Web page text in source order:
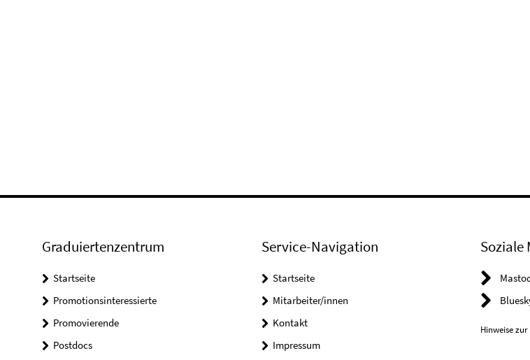
Graduiertenzentrum
Startseite
Promotionsinteressierte
Promovierende
Postdocs
Service-Navigation
Startseite
Mitarbeiter/innen
Kontakt
Impressum
Soziale
Hinweise